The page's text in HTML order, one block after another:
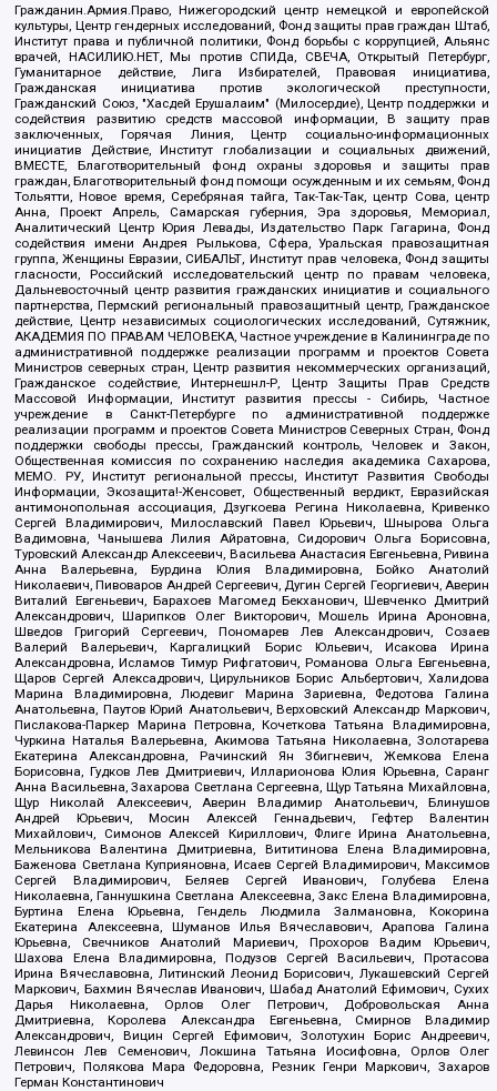
Гражданин.Армия.Право, Нижегородский центр немецкой и европейской
культуры, Центр гендерных исследований, Фонд защиты прав граждан Штаб,
Институт права и публичной политики, Фонд борьбы с коррупцией, Альянс
врачей, НАСИЛИЮ.НЕТ, Мы против СПИДа, СВЕЧА, Открытый Петербург,
Гуманитарное действие, Лига Избирателей, Правовая инициатива,
Гражданская инициатива против экологической преступности,
Гражданский Союз, "Хасдей Ерушалаим" (Милосердие), Центр поддержки и
содействия развитию средств массовой информации, В защиту прав
заключенных, Горячая Линия, Центр социально-информационных
инициатив Действие, Институт глобализации и социальных движений,
ВМЕСТЕ, Благотворительный фонд охраны здоровья и защиты прав
граждан, Благотворительный фонд помощи осужденным и их семьям, Фонд
Тольятти, Новое время, Серебряная тайга, Так-Так-Так, центр Сова, центр
Анна, Проект Апрель, Самарская губерния, Эра здоровья, Мемориал,
Аналитический Центр Юрия Левады, Издательство Парк Гагарина, Фонд
содействия имени Андрея Рылькова, Сфера, Уральская правозащитная
группа, Женщины Евразии, СИБАЛЬТ, Институт прав человека, Фонд защиты
гласности, Российский исследовательский центр по правам человека,
Дальневосточный центр развития гражданских инициатив и социального
партнерства, Пермский региональный правозащитный центр, Гражданское
действие, Центр независимых социологических исследований, Сутяжник,
АКАДЕМИЯ ПО ПРАВАМ ЧЕЛОВЕКА, Частное учреждение в Калининграде по
административной поддержке реализации программ и проектов Совета
Министров северных стран, Центр развития некоммерческих организаций,
Гражданское содействие, Интернешнл-Р, Центр Защиты Прав Средств
Массовой Информации, Институт развития прессы - Сибирь, Частное
учреждение в Санкт-Петербурге по административной поддержке
реализации программ и проектов Совета Министров Северных Стран, Фонд
поддержки свободы прессы, Гражданский контроль, Человек и Закон,
Общественная комиссия по сохранению наследия академика Сахарова,
МЕМО. РУ, Институт региональной прессы, Институт Развития Свободы
Информации, Экозащита!-Женсовет, Общественный вердикт, Евразийская
антимонопольная ассоциация, Дзугкоева Регина Николаевна, Кривенко
Сергей Владимирович, Милославский Павел Юрьевич, Шнырова Ольга
Вадимовна, Чанышева Лилия Айратовна, Сидорович Ольга Борисовна,
Туровский Александр Алексеевич, Васильева Анастасия Евгеньевна, Ривина
Анна Валерьевна, Бурдина Юлия Владимировна, Бойко Анатолий
Николаевич, Пивоваров Андрей Сергеевич, Дугин Сергей Георгиевич, Аверин
Виталий Евгеньевич, Барахоев Магомед Бекханович, Шевченко Дмитрий
Александрович, Шарипков Олег Викторович, Мошель Ирина Ароновна,
Шведов Григорий Сергеевич, Пономарев Лев Александрович, Созаев
Валерий Валерьевич, Каргалицкий Борис Юльевич, Исакова Ирина
Александровна, Исламов Тимур Рифгатович, Романова Ольга Евгеньевна,
Щаров Сергей Алексадрович, Цирульников Борис Альбертович, Халидова
Марина Владимировна, Людевиг Марина Зариевна, Федотова Галина
Анатольевна, Паутов Юрий Анатольевич, Верховский Александр Маркович,
Пислакова-Паркер Марина Петровна, Кочеткова Татьяна Владимировна,
Чуркина Наталья Валерьевна, Акимова Татьяна Николаевна, Золотарева
Екатерина Александровна, Рачинский Ян Збигневич, Жемкова Елена
Борисовна, Гудков Лев Дмитриевич, Илларионова Юлия Юрьевна, Саранг
Анна Васильевна, Захарова Светлана Сергеевна, Щур Татьяна Михайловна,
Щур Николай Алексеевич, Аверин Владимир Анатольевич, Блинушов
Андрей Юрьевич, Мосин Алексей Геннадьевич, Гефтер Валентин
Михайлович, Симонов Алексей Кириллович, Флиге Ирина Анатольевна,
Мельникова Валентина Дмитриевна, Вититинова Елена Владимировна,
Баженова Светлана Куприяновна, Исаев Сергей Владимирович, Максимов
Сергей Владимирович, Беляев Сергей Иванович, Голубева Елена
Николаевна, Ганнушкина Светлана Алексеевна, Закс Елена Владимировна,
Буртина Елена Юрьевна, Гендель Людмила Залмановна, Кокорина
Екатерина Алексеевна, Шуманов Илья Вячеславович, Арапова Галина
Юрьевна, Свечников Анатолий Мариевич, Прохоров Вадим Юрьевич,
Шахова Елена Владимировна, Подузов Сергей Васильевич, Протасова
Ирина Вячеславовна, Литинский Леонид Борисович, Лукашевский Сергей
Маркович, Бахмин Вячеслав Иванович, Шабад Анатолий Ефимович, Сухих
Дарья Николаевна, Орлов Олег Петрович, Добровольская Анна
Дмитриевна, Королева Александра Евгеньевна, Смирнов Владимир
Александрович, Вицин Сергей Ефимович, Золотухин Борис Андреевич,
Левинсон Лев Семенович, Локшина Татьяна Иосифовна, Орлов Олег
Петрович, Полякова Мара Федоровна, Резник Генри Маркович, Захаров
Герман Константинович